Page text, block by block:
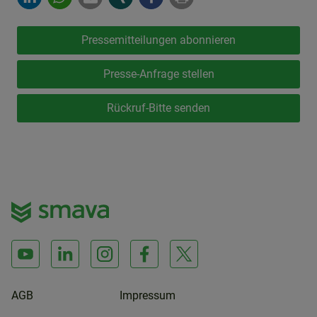
Pressemitteilungen abonnieren
Presse-Anfrage stellen
Rückruf-Bitte senden
AGB Impressum